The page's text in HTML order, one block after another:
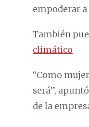
empoderar a
También
climático
“Como
será”,
de la